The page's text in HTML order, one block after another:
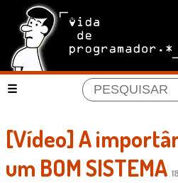
[Vídeo] A
um BOM SISTEMA